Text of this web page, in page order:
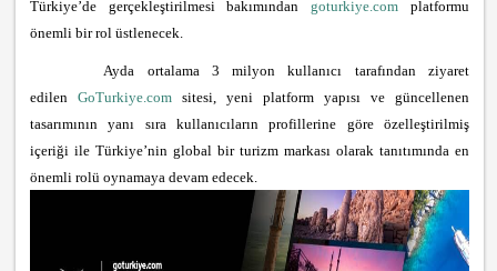
Türkiye’de gerçekleştirilmesi bakımındangoturkiye .com platformu
önemli bir rol üstlenecek.
Ayda ortalama 3 milyon kullanıcı tarafından ziyaret
edilenGoTurkiye.com sitesi, yeni platform yapısı ve güncellenen
tasarımının yanı sıra kullanıcıların profillerine göre özelleştirilmiş
içeriği ile Türkiye’nin global bir turizm markası olarak tanıtımında en
önemli rolü oynamaya devam edecek.